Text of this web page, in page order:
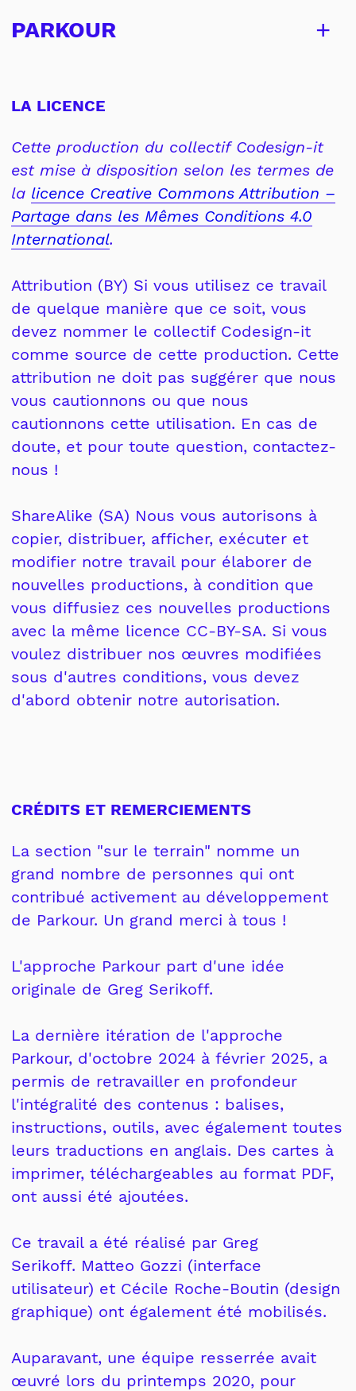
PARKOUR +
LA LICENCE
Cette production du collectif Codesign-it
est mise à disposition selon les termes de
la licence Creative Commons Attribution –
Partage dans les Mêmes Conditions 4.0
International.
Attribution (BY) Si vous utilisez ce travail
de quelque manière que ce soit, vous
devez nommer le collectif Codesign-it
comme source de cette production. Cette
attribution ne doit pas suggérer que nous
vous cautionnons ou que nous
cautionnons cette utilisation. En cas de
doute, et pour toute question, contactez-
nous !
ShareAlike (SA) Nous vous autorisons à
copier, distribuer, afficher, exécuter et
modifier notre travail pour élaborer de
nouvelles productions, à condition que
vous diffusiez ces nouvelles productions
avec la même licence CC-BY-SA. Si vous
voulez distribuer nos œuvres modifiées
sous d'autres conditions, vous devez
d'abord obtenir notre autorisation.
CRÉDITS ET REMERCIEMENTS
La section "sur le terrain" nomme un
grand nombre de personnes qui ont
contribué activement au développement
de Parkour. Un grand merci à tous !
L'approche Parkour part d'une idée
originale de Greg Serikoff.
La dernière itération de l'approche
Parkour, d'octobre 2024 à février 2025, a
permis de retravailler en profondeur
l'intégralité des contenus : balises,
instructions, outils, avec également toutes
leurs traductions en anglais. Des cartes à
imprimer, téléchargeables au format PDF,
ont aussi été ajoutées.
Ce travail a été réalisé par Greg
Serikoff. Matteo Gozzi (interface
utilisateur) et Cécile Roche-Boutin (design
graphique) ont également été mobilisés.
Auparavant, une équipe resserrée avait
œuvré lors du printemps 2020, pour